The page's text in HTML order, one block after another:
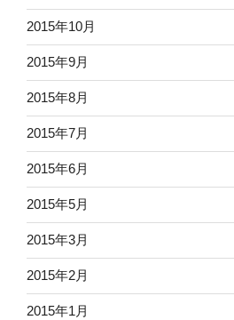
2015年10月
2015年9月
2015年8月
2015年7月
2015年6月
2015年5月
2015年3月
2015年2月
2015年1月